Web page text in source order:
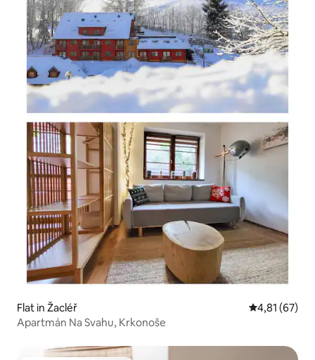
Flat in Žacléř Gemiddelde
4,81 (67)
Apartmán Na Svahu, Krkonoše